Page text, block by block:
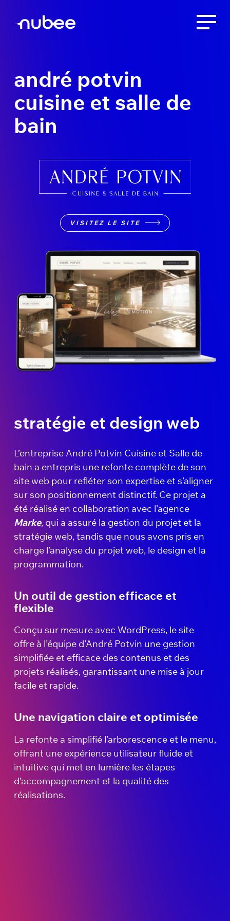
andré potvin
cuisine et salle de
bain
VISITEZ LE SITE
stratégie et design web
L’entreprise André Potvin Cuisine et Salle de
bain a entrepris une refonte complète de son
site web pour refléter son expertise et s’aligner
sur son positionnement distinctif. Ce projet a
été réalisé en collaboration avec l’agence
Marke, qui a assuré la gestion du projet et la
stratégie web, tandis que nous avons pris en
charge l’analyse du projet web, le design et la
programmation.
Un outil de gestion efficace et
flexible
Conçu sur mesure avec WordPress, le site
offre à l’équipe d’André Potvin une gestion
simplifiée et efficace des contenus et des
projets réalisés, garantissant une mise à jour
facile et rapide.
Une navigation claire et optimisée
La refonte a simplifié l’arborescence et le menu,
offrant une expérience utilisateur fluide et
intuitive qui met en lumière les étapes
d’accompagnement et la qualité des
réalisations.